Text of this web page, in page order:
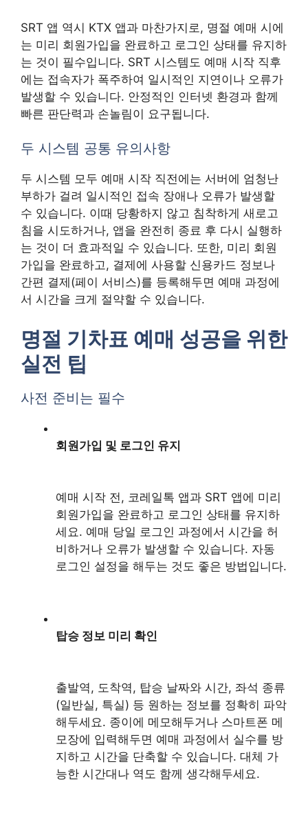
SRT 앱 역시 KTX 앱과 마찬가지로, 명절 예매 시에
는 미리 회원가입을 완료하고 로그인 상태를 유지하
는 것이 필수입니다. SRT 시스템도 예매 시작 직후
에는 접속자가 폭주하여 일시적인 지연이나 오류가
발생할 수 있습니다. 안정적인 인터넷 환경과 함께
빠른 판단력과 손놀림이 요구됩니다.
두 시스템 공통 유의사항
두 시스템 모두 예매 시작 직전에는 서버에 엄청난
부하가 걸려 일시적인 접속 장애나 오류가 발생할
수 있습니다. 이때 당황하지 않고 침착하게 새로고
침을 시도하거나, 앱을 완전히 종료 후 다시 실행하
는 것이 더 효과적일 수 있습니다. 또한, 미리 회원
가입을 완료하고, 결제에 사용할 신용카드 정보나
간편 결제(페이 서비스)를 등록해두면 예매 과정에
서 시간을 크게 절약할 수 있습니다.
명절 기차표 예매 성공을 위한
실전 팁
사전 준비는 필수
회원가입 및 로그인 유지
예매 시작 전, 코레일톡 앱과 SRT 앱에 미리
회원가입을 완료하고 로그인 상태를 유지하
세요. 예매 당일 로그인 과정에서 시간을 허
비하거나 오류가 발생할 수 있습니다. 자동
로그인 설정을 해두는 것도 좋은 방법입니다.
탑승 정보 미리 확인
출발역, 도착역, 탑승 날짜와 시간, 좌석 종류
(일반실, 특실) 등 원하는 정보를 정확히 파악
해두세요. 종이에 메모해두거나 스마트폰 메
모장에 입력해두면 예매 과정에서 실수를 방
지하고 시간을 단축할 수 있습니다. 대체 가
능한 시간대나 역도 함께 생각해두세요.